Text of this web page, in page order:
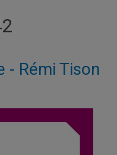
- Rémi Tison